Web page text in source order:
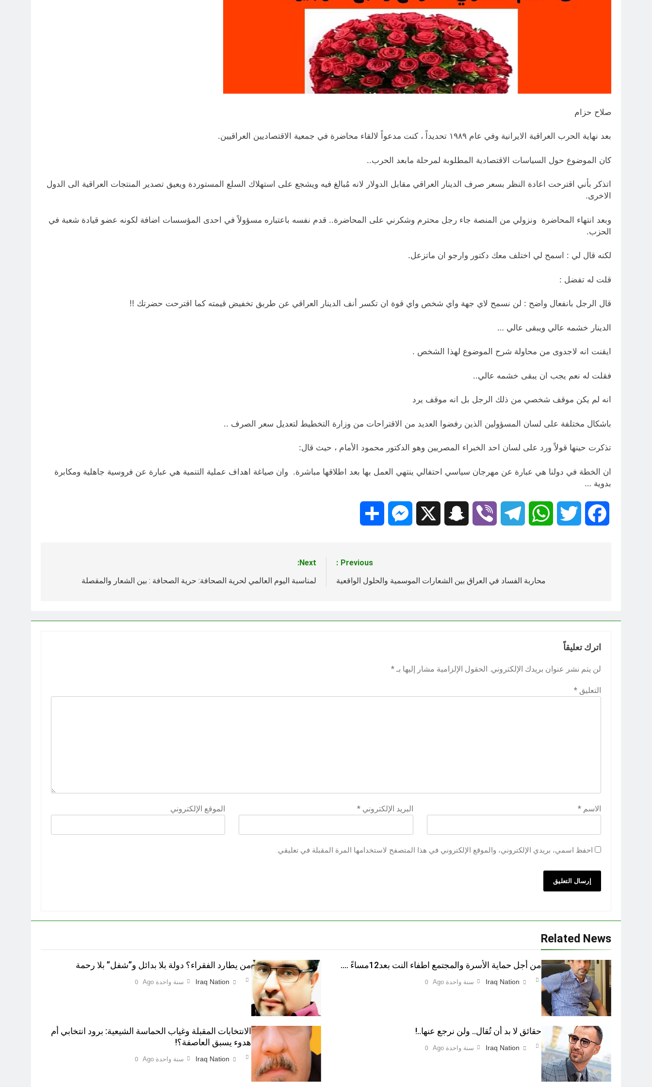
صلاح حزام
بعد نهاية الحرب العراقية الايرانية وفي عام ١٩٨٩ تحديداً ، كنت مدعواً لالقاء محاضرة في جمعية الاقتصاديين العراقيين.
كان الموضوع حول السياسات الاقتصادية المطلوبة لمرحلة مابعد الحرب..
اتذكر بأني اقترحت اعادة النظر بسعر صرف الدينار العراقي مقابل الدولار لانه مُبالغ فيه ويشجع على استهلاك السلع المستوردة ويعيق تصدير المنتجات العراقية الى الدول
الاخرى.
وبعد انتهاء المحاضرة ونزولي من المنصة جاء رجل محترم وشكرني على المحاضرة.. قدم نفسه باعتباره مسؤولاً في احدى المؤسسات اضافة لكونه عضو قيادة شعبة في
الحزب.
لكنه قال لي : اسمح لي اختلف معك دكتور وارجو ان ماتزعل.
قلت له تفضل :
قال الرجل بانفعال واضح : لن نسمح لاي جهة واي شخص واي قوة ان تكسر أنف الدينار العراقي عن طربق تخفيض قيمته كما اقترحت حضرتك !!
الدينار خشمه عالي ويبقى عالي …
ايقنت انه لاجدوى من محاولة شرح الموضوع لهذا الشخص .
فقلت له نعم يجب ان يبقى خشمه عالي..
انه لم يكن موقف شخصي من ذلك الرجل بل انه موقف يرد
باشكال مختلفة على لسان المسؤولين الذين رفضوا العديد من الاقتراحات من وزارة التخطيط لتعديل سعر الصرف ..
تذكرت حينها قولاً ورد على لسان احد الخبراء المصريين وهو الدكتور محمود الأمام ، حيث قال:
ان الخطة في دولنا هي عبارة عن مهرجان سياسي احتفالي ينتهي العمل بها بعد اطلاقها مباشرة. وان صياغة اهداف عملية التنمية هي عبارة عن فروسية جاهلية ومكابرة
بدوية …
Facebook
Twitter
WhatsApp
Telegram
Viber
Snapchat
Messenger
Previous:
محاربة الفساد في العراق بين الشعارات الموسمية والحلول الواقعية
Next:
لمناسبة اليوم العالمي لحرية الصحافة: حرية الصحافة : بين الشعار والمقصلة
اترك تعليقاً
لن يتم نشر عنوان بريدك الإلكتروني. الحقول الإلزامية مشار إليها بـ *
التعليق *
الاسم * البريد الإلكتروني* الموقع الإلكتروني
احفظ اسمي، بريدي الإلكتروني، والموقع الإلكتروني في هذا المتصفح لاستخدامها المرة المقبلة في تعليقي.
Related News
من أجل حماية الأسرة والمجتمع اطفاء النت بعد12مساءً ….
Iraq Nation سنة واحدة Ago 0
من يطارد الفقراء؟ دولة بلا بدائل و”شفل” بلا رحمة
Iraq Nation سنة واحدة Ago 0
حقائق لا بد أن تُقال.. ولن نرجع عنها..!
Iraq Nation سنة واحدة Ago 0
الانتخابات المقبلة وغياب الحماسة الشيعية: برود انتخابي أم
هدوء يسبق العاصفة؟!
Iraq Nation سنة واحدة Ago 0